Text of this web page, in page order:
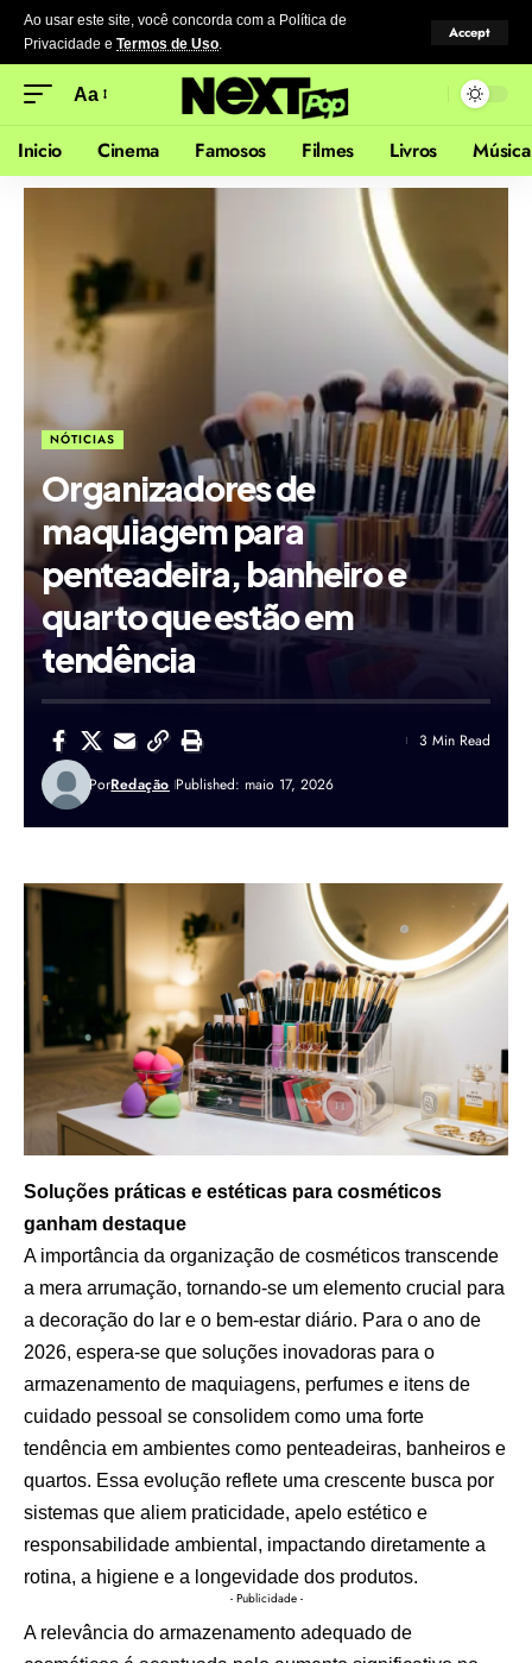
Ao usar este site, você concorda com a Política de
Privacidade e Termos de Uso.
Accept
Aa
Inicio Cinema Famosos Filmes Livros Música
NÓTICIAS
Organizadores de
maquiagem para
penteadeira, banheiro e
quarto que estão em
tendência
PorRedação Published: maio 17, 2026
3 Min Read
Soluções práticas e estéticas para cosméticos
ganham destaque
A importância da organização de cosméticos transcende
a mera arrumação, tornando-se um elemento crucial para
a decoração do lar e o bem-estar diário. Para o ano de
2026, espera-se que soluções inovadoras para o
armazenamento de maquiagens, perfumes e itens de
cuidado pessoal se consolidem como uma forte
tendência em ambientes como penteadeiras, banheiros e
quartos. Essa evolução reflete uma crescente busca por
sistemas que aliem praticidade, apelo estético e
responsabilidade ambiental, impactando diretamente a
rotina, a higiene e a longevidade dos produtos.
- Publicidade -
A relevância do armazenamento adequado de